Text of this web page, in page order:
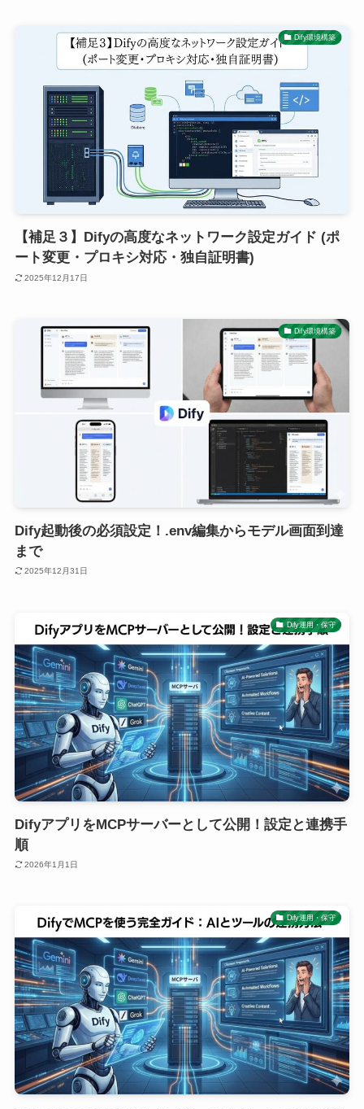
Dify環境構築
【補足３】Difyの高度なネットワーク設定ガイド (ポ
ート変更・プロキシ対応・独自証明書)
2025年12月17日
Dify環境構築
Dify起動後の必須設定！.env編集からモデル画面到達
まで
2025年12月31日
Dify運用・保守
DifyアプリをMCPサーバーとして公開！設定と連携手
順
2026年1月1日
Dify運用・保守